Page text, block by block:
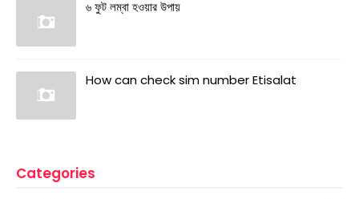
৬ ফুট লম্বা হওয়ার উপায়
How can check sim number Etisalat
Categories